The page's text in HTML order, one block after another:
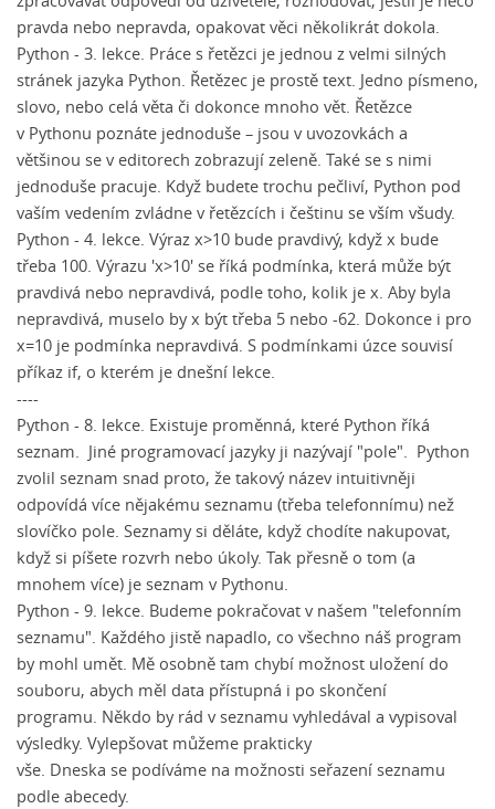
pravda nebo nepravda, opakovat věci několikrát dokola.
Python - 3. lekce. Práce s řetězci je jednou z velmi silných
stránek jazyka Python. Řetězec je prostě text. Jedno písmeno,
slovo, nebo celá věta či dokonce mnoho vět. Řetězce
v Pythonu poznáte jednoduše – jsou v uvozovkách a
většinou se v editorech zobrazují zeleně. Také se s nimi
jednoduše pracuje. Když budete trochu pečliví, Python pod
vaším vedením zvládne v řetězcích i češtinu se vším všudy.
Python - 4. lekce. Výraz x>10 bude pravdivý, když x bude
třeba 100. Výrazu 'x>10' se říká podmínka, která může být
pravdivá nebo nepravdivá, podle toho, kolik je x. Aby byla
nepravdivá, muselo by x být třeba 5 nebo -62. Dokonce i pro
x=10 je podmínka nepravdivá. S podmínkami úzce souvisí
příkaz if, o kterém je dnešní lekce.
----
Python - 8. lekce. Existuje proměnná, které Python říká
seznam. Jiné programovací jazyky ji nazývají "pole". Python
zvolil seznam snad proto, že takový název intuitivněji
odpovídá více nějakému seznamu (třeba telefonnímu) než
slovíčko pole. Seznamy si děláte, když chodíte nakupovat,
když si píšete rozvrh nebo úkoly. Tak přesně o tom (a
mnohem více) je seznam v Pythonu.
Python - 9. lekce. Budeme pokračovat v našem "telefonním
seznamu". Každého jistě napadlo, co všechno náš program
by mohl umět. Mě osobně tam chybí možnost uložení do
souboru, abych měl data přístupná i po skončení
programu. Někdo by rád v seznamu vyhledával a vypisoval
výsledky. Vylepšovat můžeme prakticky
vše. Dneska se podíváme na možnosti seřazení seznamu
podle abecedy.